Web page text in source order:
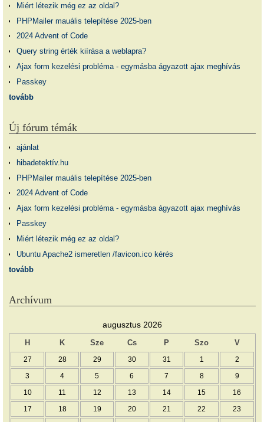
Miért létezik még ez az oldal?
PHPMailer mauális telepítése 2025-ben
2024 Advent of Code
Query string érték kiírása a weblapra?
Ajax form kezelési probléma - egymásba ágyazott ajax meghívás
Passkey
tovább
Új fórum témák
ajánlat
hibadetektív.hu
PHPMailer mauális telepítése 2025-ben
2024 Advent of Code
Ajax form kezelési probléma - egymásba ágyazott ajax meghívás
Passkey
Miért létezik még ez az oldal?
Ubuntu Apache2 ismeretlen /favicon.ico kérés
tovább
Archívum
augusztus 2026
H K Sze Cs P Szo V
27 28 29 30 31 1 2
3 4 5 6 7 8 9
10 11 12 13 14 15 16
17 18 19 20 21 22 23